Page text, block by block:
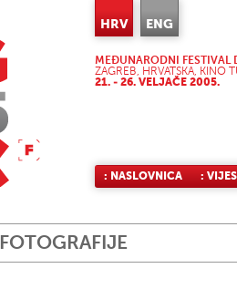
HRV ENG
MEĐUNARODNI FESTIVAL
ZAGREB, HRVATSKA, KINO
21. - 26. VELJAČE 2005.
: NASLOVNICA :
FOTOGRAFIJE